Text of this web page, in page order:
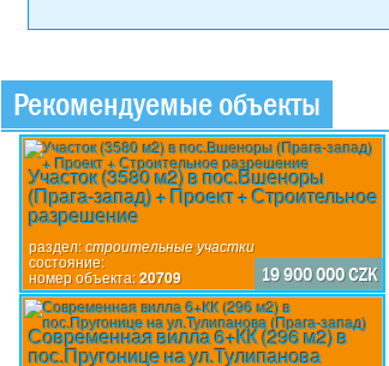
Рекомендуемые объекты
Участок (3580 м2) в пос.Вшеноры
(Прага-запад) + Проект + Строительное
разрешение
раздел:строительные участки
состояние:
номер объекта:20709 19 900 000 CZK
Современная вилла 6+КК (296 м2) в
пос.Пругонице на ул.Тулипанова